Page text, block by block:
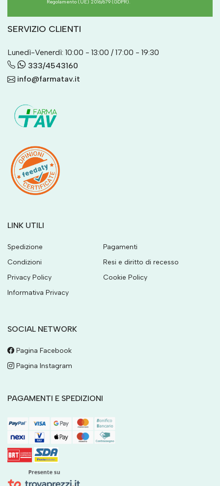
Regolamento (UE) 2016/679 (GDPR).
SERVIZIO CLIENTI
Lunedì-Venerdì: 10:00 - 13:00 / 17:00 - 19:30
333/4543160
info@farmatav.it
LINK UTILI
Spedizione
Pagamenti
Condizioni
Resi e diritto di recesso
Privacy Policy
Cookie Policy
Informativa Privacy
SOCIAL NETWORK
Pagina Facebook
Pagina Instagram
PAGAMENTI E SPEDIZIONI